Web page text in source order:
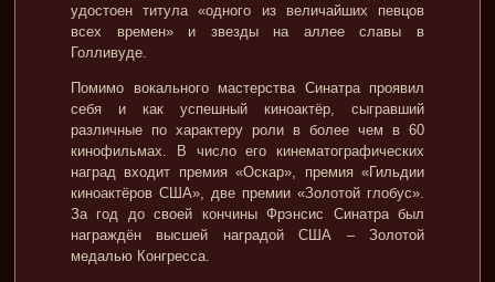
удостоен титула «одного из величайших певцов
всех времен» и звезды на аллее славы в
Голливуде.
Помимо вокального мастерства Синатра проявил
себя и как успешный киноактёр, сыгравший
различные по характеру роли в более чем в 60
кинофильмах. В число его кинематографических
наград входит премия «Оскар», премия «Гильдии
киноактёров США», две премии «Золотой глобус».
За год до своей кончины Фрэнсис Синатра был
награждён высшей наградой США – Золотой
медалью Конгресса.